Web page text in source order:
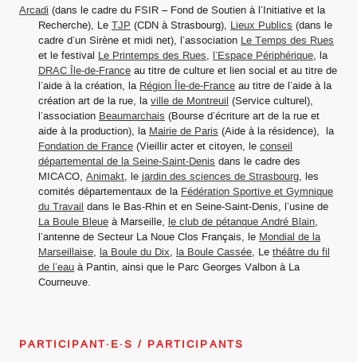
Arcadi (dans le cadre du FSIR – Fond de Soutien à l’Initiative et la
Recherche), Le TJP (CDN à Strasbourg), Lieux Publics (dans le
cadre d’un Sirène et midi net), l’association Le Temps des Rues
et le festival Le Printemps des Rues, l’Espace Périphérique, la
DRAC Île-de-France au titre de culture et lien social et au titre de
l’aide à la création, la Région Île-de-France au titre de l’aide à la
création art de la rue, laville de Montreuil (Service culturel),
l’association Beaumarchais (Bourse d’écriture art de la rue et
aide à la production), la Mairie de Paris (Aide à la résidence), la
Fondation de France (Vieillir acter et citoyen, le conseil
départemental de la Seine-Saint-Denis dans le cadre des
MICACO, Animakt, le jardin des sciences de Strasbourg, les
comités départementaux de la Fédération Sportive et Gymnique
du Travail dans le Bas-Rhin et en Seine-Saint-Denis, l’usine de
La Boule Bleue à Marseille, le club de pétanque André Blain,
l’antenne de Secteur La Noue Clos Français, le Mondial de la
Marseillaise, la Boule du Dix, la Boule Cassée, Le théâtre du fil
de l’eau à Pantin, ainsi que le Parc Georges Valbon à La
Courneuve.
PARTICIPANT·E·S / PARTICIPANTS